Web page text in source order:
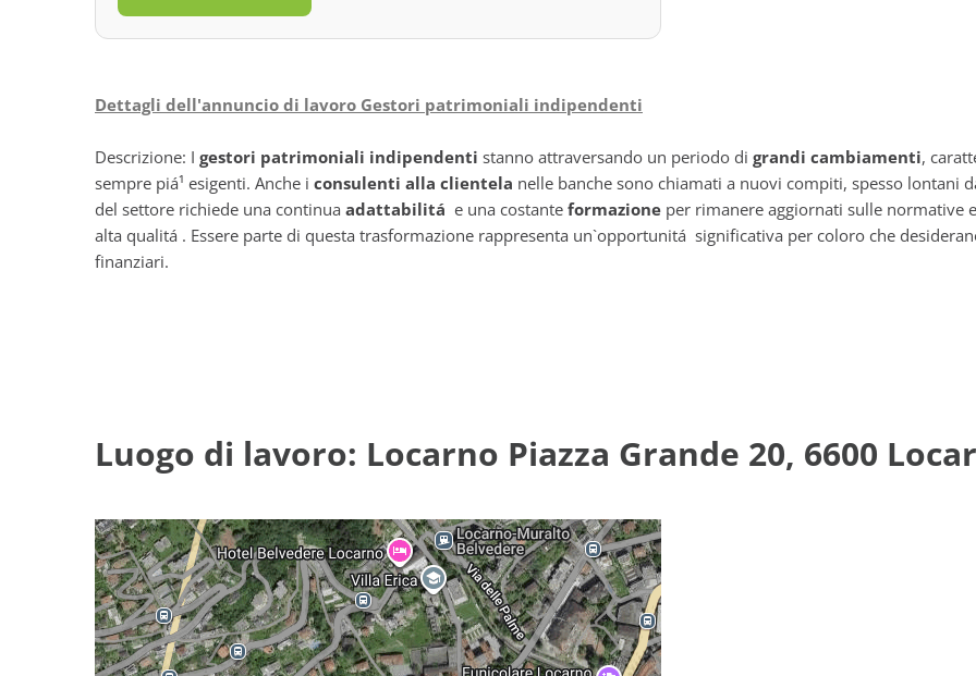
Dettagli dell'annuncio di lavoro Gestori patrimoniali indipendenti
Descrizione: I gestori patrimoniali indipendenti stanno attraversando un periodo di grandi cambiamenti,
sempre piá¹ esigenti. Anche i consulenti alla clientela nelle banche sono chiamati a nuovi compiti, spesso lontani
del settore richiede una continua adattabilitá e una costante formazione per rimanere aggiornati sulle normative
alta qualitá . Essere parte di questa trasformazione rappresenta un`opportunitá significativa per coloro che
finanziari.
Luogo di lavoro: Locarno Piazza Grande 20, 6600